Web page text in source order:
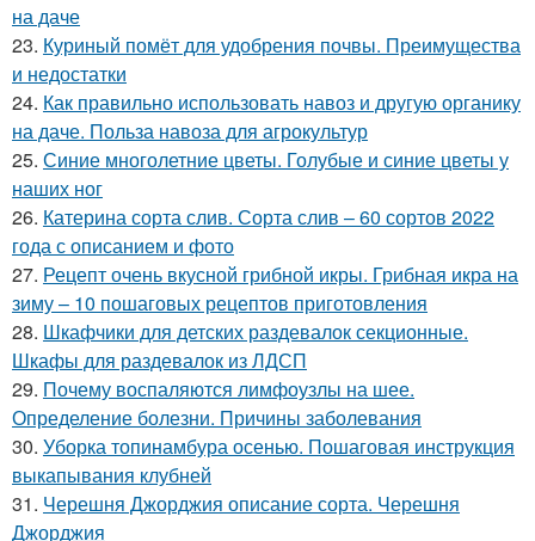
на даче
23. Куриный помёт для удобрения почвы. Преимущества
и недостатки
24. Как правильно использовать навоз и другую органику
на даче. Польза навоза для агрокультур
25. Синие многолетние цветы. Голубые и синие цветы у
наших ног
26. Катерина сорта слив. Сорта слив – 60 сортов 2022
года с описанием и фото
27. Рецепт очень вкусной грибной икры. Грибная икра на
зиму – 10 пошаговых рецептов приготовления
28. Шкафчики для детских раздевалок секционные.
Шкафы для раздевалок из ЛДСП
29. Почему воспаляются лимфоузлы на шее.
Определение болезни. Причины заболевания
30. Уборка топинамбура осенью. Пошаговая инструкция
выкапывания клубней
31. Черешня Джорджия описание сорта. Черешня
Джорджия